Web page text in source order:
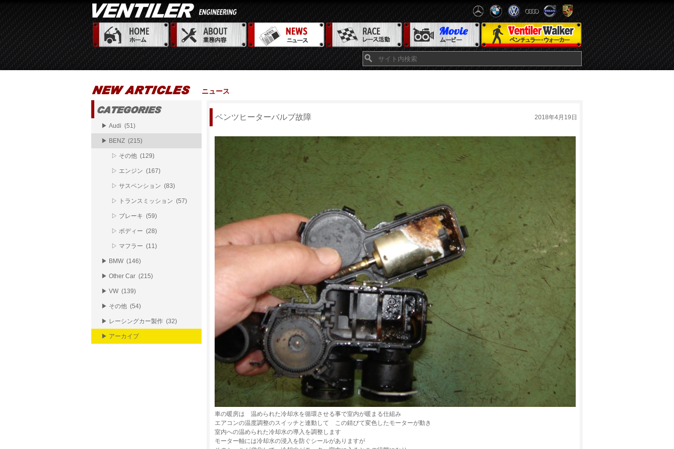
ニュース
ベンツヒーターバルブ故障 2018年4月19日
車の暖房は 温められた冷却水を循環させる事で室内が暖まる仕組み
エアコンの温度調整のスイッチと連動して この錆びて変色したモーターが動き
室内への温められた冷却水の導入を調整します
モーター軸には冷却水の浸入を防ぐシールがありますが
▶ Audi (51)
▶ BENZ (215)
▷ その他 (129)
▷ エンジン (167)
▷ サスペンション (83)
▷ トランスミッション (57)
▷ ブレーキ (59)
▷ ボディー (28)
▷ マフラー (11)
▶ BMW (146)
▶ Other Car (215)
▶ VW (139)
▶ その他 (54)
▶ レーシングカー製作 (32)
▶ アーカイブ